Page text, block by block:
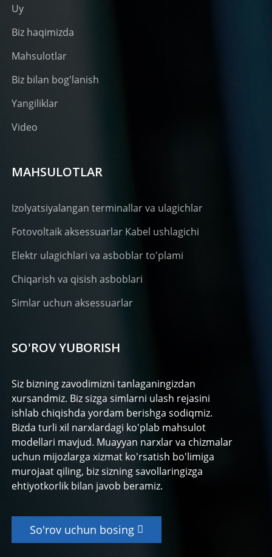
Uy
Biz haqimizda
Mahsulotlar
Biz bilan bog'lanish
Yangiliklar
Video
MAHSULOTLAR
Izolyatsiyalangan terminallar va ulagichlar
Fotovoltaik aksessuarlar Kabel ushlagichi
Elektr ulagichlari va asboblar to'plami
Chiqarish va qisish asboblari
Simlar uchun aksessuarlar
SO'ROV YUBORISH
Siz bizning zavodimizni tanlaganingizdan
xursandmiz. Biz sizga simlarni ulash rejasini
ishlab chiqishda yordam berishga sodiqmiz.
Bizda turli xil narxlardagi ko'plab mahsulot
modellari mavjud. Muayyan narxlar va chizmalar
uchun mijozlarga xizmat ko'rsatish bo'limiga
murojaat qiling, biz sizning savollaringizga
ehtiyotkorlik bilan javob beramiz.
So'rov uchun bosing